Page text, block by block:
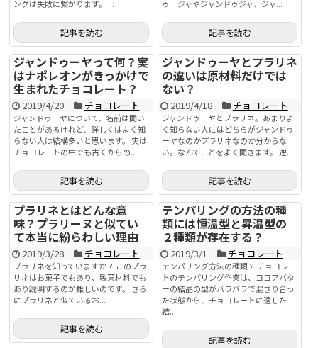
ングは失敗に繋がります。 ...
記事を読む
ゥージャやジャンドゥジャ、ジャ...
記事を読む
ジャンドゥーヤって何？実
はナポレオンがきっかけで
生まれたチョコレート？
2019/4/20 チョコレート
ジャンドゥーヤについて、名前は聞い
たことがあるけれど、詳しくはよく知
らない人は結構多いと思います。 実は
チョコレートの中でも古くからの...
記事を読む
ジャンドゥーヤとプラリネ
の違いは原材料だけでは
ない？
2019/4/18 チョコレート
ジャンドゥーヤとプラリネ。あまりよ
く知らない人にはどちらがジャンドゥ
ーヤなのかプラリネなのか分からな
い。なんてことをよく聞きます。 逆...
記事を読む
プラリネとはどんな意
味？プラリーヌと似てい
て本当に紛らわしい理由
2019/3/28 チョコレート
プラリネを知っていますか？ このプラ
リネはお菓子でもあり、製菓材料でも
あり説明するのが難しいのです。 さら
にプラリネと似ているお...
記事を読む
テンパリングの方法の種
類には恒温型と昇温型の
２種類が存在する？
2019/3/1 チョコレート
テンパリング方法の種類？ チョコレー
トのテンパリング作業は、ココアバタ
ーの結晶の型がバラバラで混ざり合っ
た状態から、チョコレートに適した
結...
記事を読む